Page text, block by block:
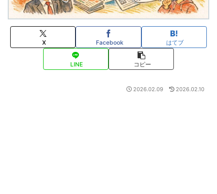
X Facebook はてブ
LINE コピー
2026.02.09 2026.02.10